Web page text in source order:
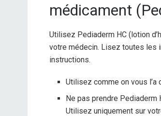
médicament
Utilisez Pediaderm HC (lotion
votre médecin. Lisez toutes les
instructions.
Utilisez comme on vous l’a
Ne pas prendre Pediaderm
Utilisez uniquement sur